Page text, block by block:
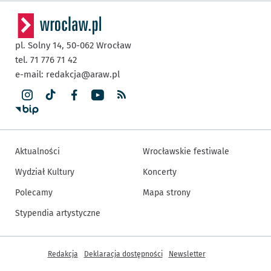
pl. Solny 14, 50-062 Wrocław
tel. 71 776 71 42
e-mail: redakcja@araw.pl
Aktualności
Wydział Kultury
Polecamy
Stypendia artystyczne
Wrocławskie festiwale
Koncerty
Mapa strony
Inne informacje
Redakcja Deklaracja dostępności Newsletter